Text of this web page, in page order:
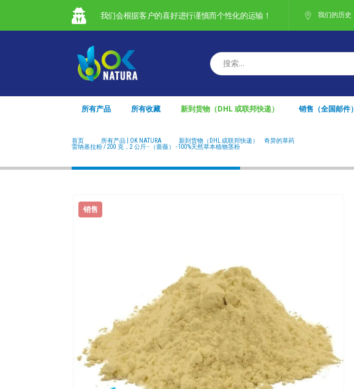
我们会根据客户的喜好进行谨慎而个性化的运输！ 我们的历史
所有产品 所有收藏 新到货物（DHL 或联邦快递） 销售（全国邮件）
首页 所有产品 | OK NATURA 新到货物（DHL 或联邦快递） 奇异的草药
雷纳基拉粉 / 200 克，2 公斤 - （蔷薇） - 100%天然草本植物茎粉
销售